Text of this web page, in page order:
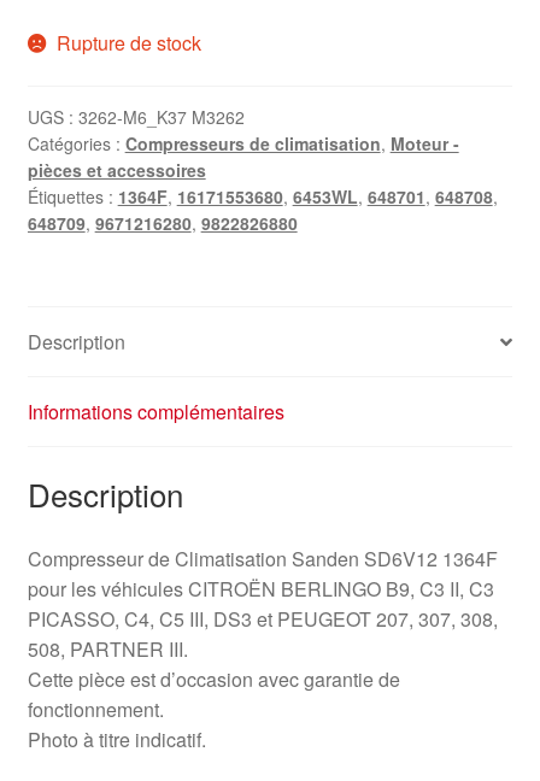
Rupture de stock
UGS : 3262-M6_K37 M3262
Catégories : Compresseurs de climatisation, Moteur -
pièces et accessoires
Étiquettes : 1364F, 16171553680, 6453WL, 648701, 648708,
648709, 9671216280, 9822826880
Description
Informations complémentaires
Description
Compresseur de Climatisation Sanden SD6V12 1364F
pour les véhicules CITROËN BERLINGO B9, C3 II, C3
PICASSO, C4, C5 III, DS3 et PEUGEOT 207, 307, 308,
508, PARTNER III.
Cette pièce est d’occasion avec garantie de
fonctionnement.
Photo à titre indicatif.